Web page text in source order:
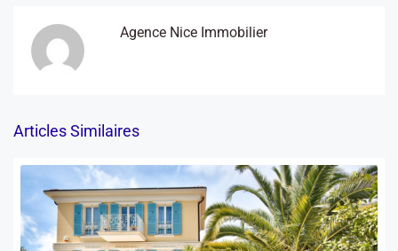
Agence Nice Immobilier
Articles Similaires